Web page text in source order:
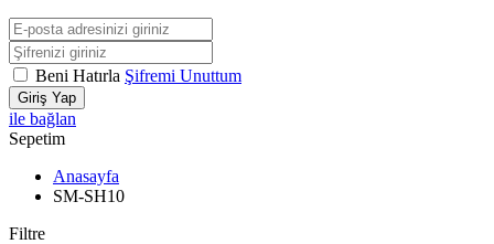
Beni Hatırla Şifremi Unuttum
Giriş Yap
ile bağlan
Sepetim
Anasayfa
SM-SH10
Filtre